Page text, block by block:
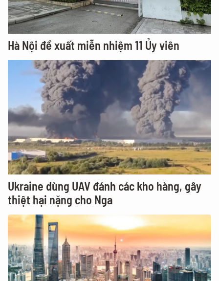
Hà Nội đề xuất miễn nhiệm 11 Ủy viên
Ukraine dùng UAV đánh các kho hàng, gây
thiệt hại nặng cho Nga